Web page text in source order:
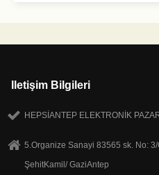
Iletişim Bilgileri
HEPSİANTEP ELEKTRONİK
5.Organize Sanayi 83565 sk. No: 3/
ŞehitKamil/ GaziAntep